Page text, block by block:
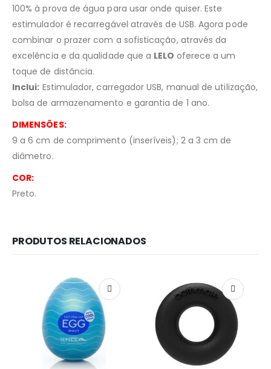
100% à prova de água para usar onde quiser. Este
estimulador é recarregável através de USB. Agora pode
combinar o prazer com a sofisticação, através da
excelência e da qualidade que a LELO oferece a um
toque de distância.
Inclui: Estimulador, carregador USB, manual de utilização,
bolsa de armazenamento e garantia de 1 ano.
DIMENSÕES:
9 a 6 cm de comprimento (inseríveis); 2 a 3 cm de
diâmetro.
COR:
Preto.
PRODUTOS RELACIONADOS
Redes Sociais